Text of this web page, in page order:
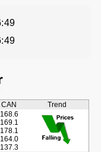
CAN
Trend
168.6
169.1
178.1
164.0
137.3